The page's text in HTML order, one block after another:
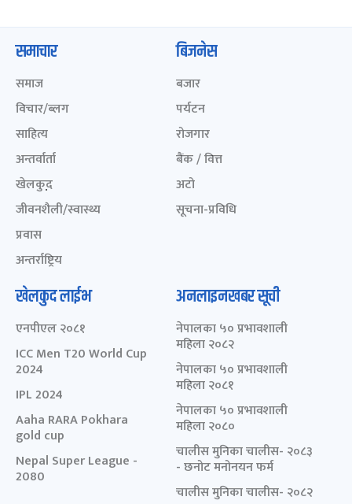
समाचार
समाज
विचार/ब्लग
साहित्य
अन्तर्वार्ता
खेलकुद़़
जीवनशैली/स्वास्थ्य
प्रवास
अन्तर्राष्ट्रिय
बिजनेस
बजार
पर्यटन
रोजगार
बैंक / वित्त
अटो
सूचना-प्रविधि
खेलकुद लाईभ
एनपीएल २०८१
ICC Men T20 World Cup
2024
IPL 2024
Aaha RARA Pokhara
gold cup
Nepal Super League -
2080
अनलाइनखबर सूची
नेपालका ५० प्रभावशाली
महिला २०८२
नेपालका ५० प्रभावशाली
महिला २०८१
नेपालका ५० प्रभावशाली
महिला २०८०
चालीस मुनिका चालीस- २०८३
- छनोट मनोनयन फर्म
चालीस मुनिका चालीस- २०८२